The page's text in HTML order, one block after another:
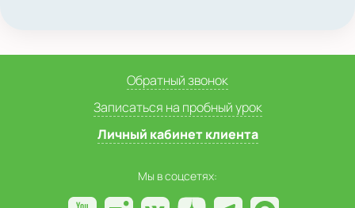
Обратный звонок
Записаться на пробный урок
Личный кабинет клиента
Мы в соцсетях: